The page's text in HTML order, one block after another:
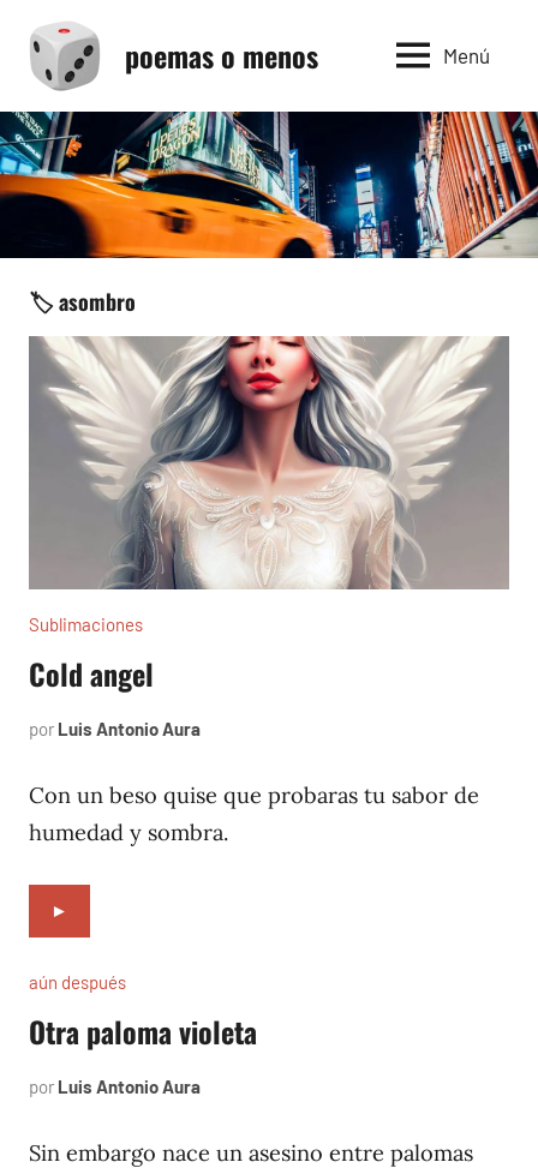
contenido
poemas o menos Menú
🏷️ asombro
Sublimaciones
Cold angel
por Luis Antonio Aura
2021
Con un beso quise que probaras tu sabor de
humedad y sombra.
►
aún después
Otra paloma violeta
por Luis Antonio Aura
2013
Sin embargo nace un asesino entre palomas